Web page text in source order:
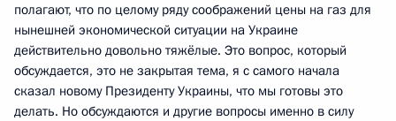
полагают, что по целому ряду соображений цены на газ для
нынешней экономической ситуации на Украине
действительно довольно тяжёлые. Это вопрос, который
обсуждается, это не закрытая тема, я с самого начала
сказал новому Президенту Украины, что мы готовы это
делать. Но обсуждаются и другие вопросы именно в силу